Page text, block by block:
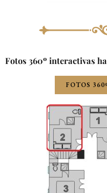
Fotos 360º interactivas
FOTOS